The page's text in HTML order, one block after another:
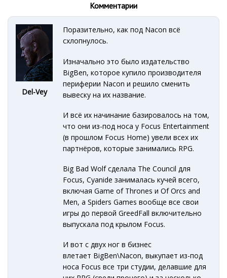
Комментарии
Del-Vey
Поразительно, как под Nacon всё
схлопнулось.
Изначально это было издательство
BigBen, которое купило производителя
периферии Nacon и решило сменить
вывеску на их название.
И всё их начинание базировалось на том,
что они из-под носа у Focus Entertainment
(в прошлом Focus Home) увели всех их
партнёров, которые занимались RPG.
Big Bad Wolf сделала The Council для
Focus, Cyanide занималась кучей всего,
включая Game of Thrones и Of Orcs and
Men, а Spiders Games вообще все свои
игры до первой GreedFall включительно
выпускала под крылом Focus.
И вот с двух ног в бизнес
влетает BigBen\Nacon, выкупает из-под
носа Focus все три студии, делавшие для